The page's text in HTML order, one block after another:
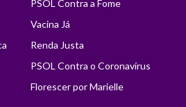
PSOL Contra a Fome
Vacina Já
Renda Justa
PSOL Contra o Coronavírus
Florescer por Marielle